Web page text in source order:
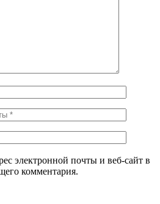
электронной почты и веб-сайт в
комментария.